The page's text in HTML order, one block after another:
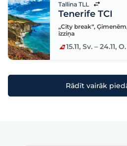
Tallina TLL
Tenerife TCI
„City break“, Ģimenēm
izziņa
15.11, Sv. – 24.11, O.
Rādīt vairāk